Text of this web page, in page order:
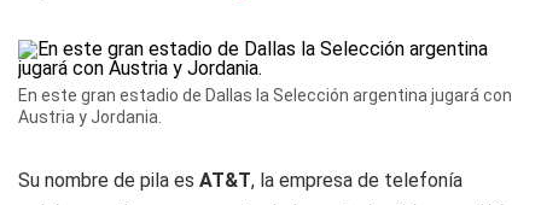
En este gran estadio de Dallas la Selección argentina jugará con
Austria y Jordania.
Su nombre de pila es AT&T, la empresa de telefonía